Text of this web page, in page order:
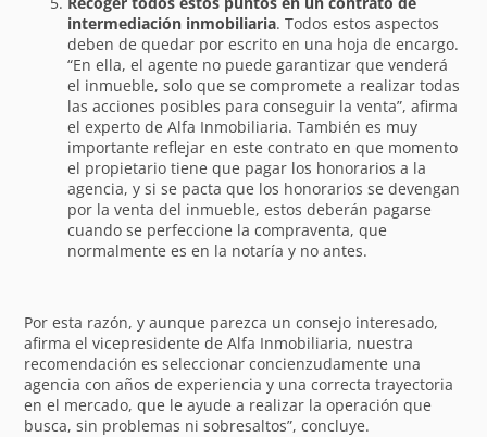
intermediación inmobiliaria. Todos estos aspectos
deben de quedar por escrito en una hoja de encargo.
“En ella, el agente no puede garantizar que venderá
el inmueble, solo que se compromete a realizar todas
las acciones posibles para conseguir la venta”, afirma
el experto de Alfa Inmobiliaria. También es muy
importante reflejar en este contrato en que momento
el propietario tiene que pagar los honorarios a la
agencia, y si se pacta que los honorarios se devengan
por la venta del inmueble, estos deberán pagarse
cuando se perfeccione la compraventa, que
normalmente es en la notaría y no antes.
Por esta razón, y aunque parezca un consejo interesado,
afirma el vicepresidente de Alfa Inmobiliaria, nuestra
recomendación es seleccionar concienzudamente una
agencia con años de experiencia y una correcta trayectoria
en el mercado, que le ayude a realizar la operación que
busca, sin problemas ni sobresaltos”, concluye.